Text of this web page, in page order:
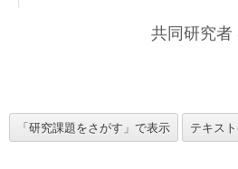
共同研究者